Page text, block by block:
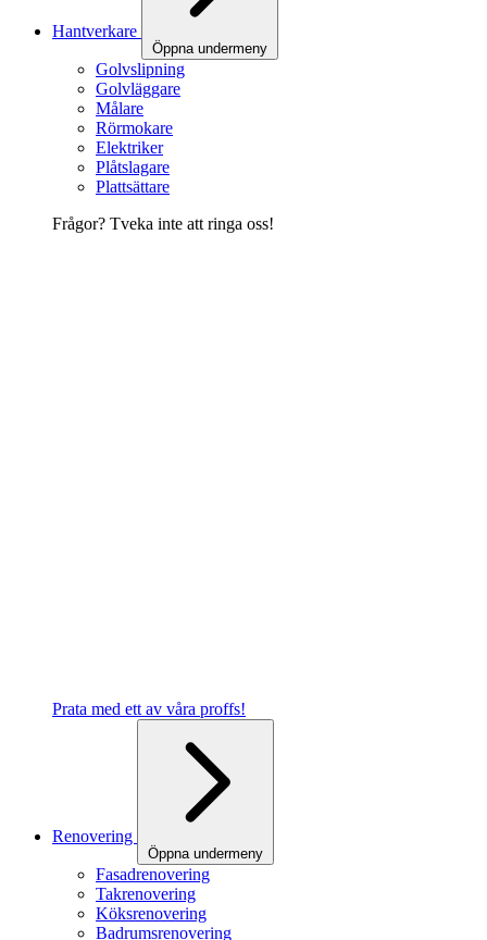
Hantverkare
Öppna undermeny
Golvslipning
Golvläggare
Målare
Rörmokare
Elektriker
Plåtslagare
Plattsättare
Frågor? Tveka inte att ringa oss!
Prata med ett av våra proffs!
Renovering
Öppna undermeny
Fasadrenovering
Takrenovering
Köksrenovering
Badrumsrenovering